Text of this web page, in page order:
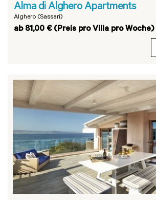
Alma di Alghero Apartments
Alghero (Sassari)
ab 81,00 € (Preis pro Villa pro Woche)